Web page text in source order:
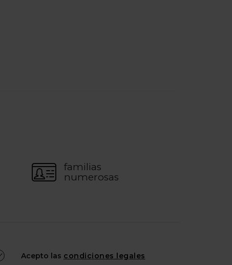
familias
numerosas
Acepto las condiciones legales